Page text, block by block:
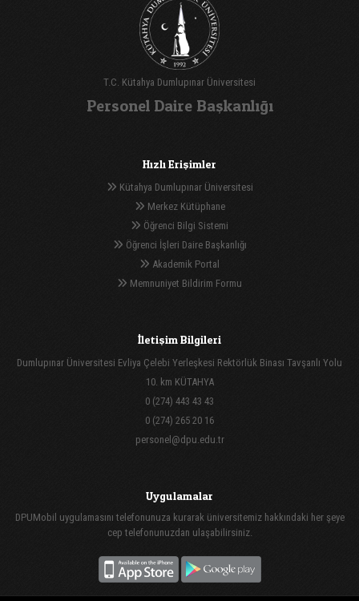
T.C. Kütahya Dumlupınar Üniversitesi
Personel Daire Başkanlığı
Hızlı Erişimler
Kütahya Dumlupınar Üniversitesi
Merkez Kütüphane
Öğrenci Bilgi Sistemi
Öğrenci İşleri Daire Başkanlığı
Akademik Portal
Memnuniyet Bildirim Formu
İletişim Bilgileri
Dumlupınar Üniversitesi Evliya Çelebi Yerleşkesi Rektörlük Binası Tavşanlı Yolu
10. km KÜTAHYA
0 (274) 443 43 43
0 (274) 265 20 16
personel@dpu.edu.tr
Uygulamalar
DPUMobil uygulamasını telefonunuza kurarak üniversitemiz hakkındaki her şeye
cep telefonunuzdan ulaşabilirsiniz.